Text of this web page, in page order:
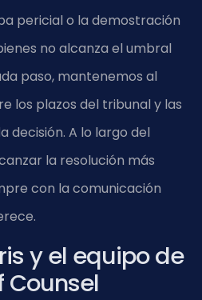
pericial o la demostración
no alcanza el umbral
paso, mantenemos al
los plazos del tribunal y las
decisión. A lo largo del
la resolución más
con la comunicación
y el equipo de
Counsel